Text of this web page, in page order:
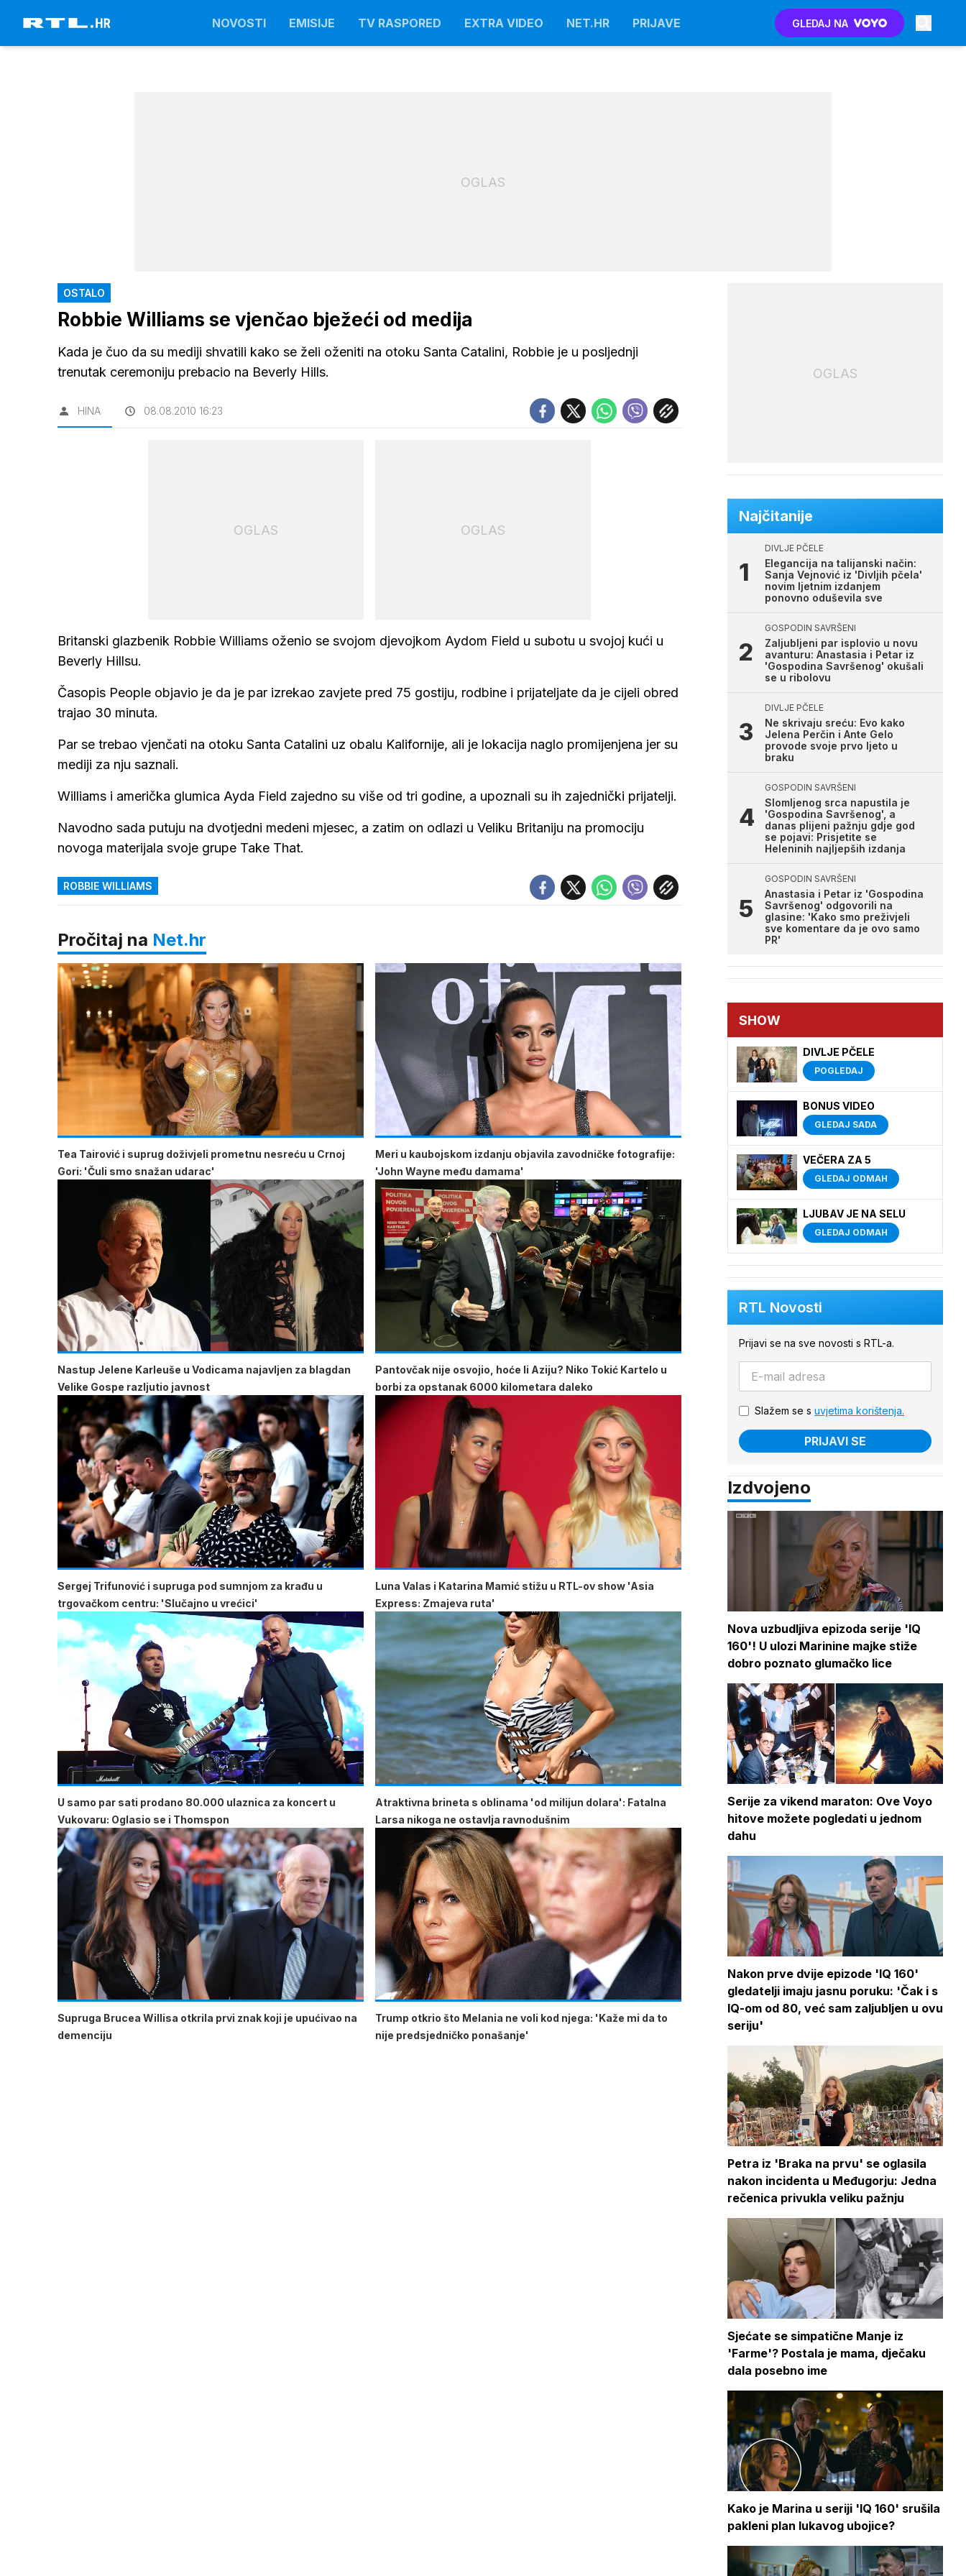
NOVOSTI EMISIJE TV RASPORED EXTRA VIDEO NET.HR PRIJAVE GLEDAJ NA
OGLAS
OSTALO
Robbie Williams se vjenčao bježeći od medija
Kada je čuo da su mediji shvatili kako se želi oženiti na otoku Santa Catalini, Robbie je u posljednji
trenutak ceremoniju prebacio na Beverly Hills.
HINA 08.08.2010 16:23
OGLAS OGLAS
Britanski glazbenik Robbie Williams oženio se svojom djevojkom Aydom Field u subotu u svojoj kući u
Beverly Hillsu.
Časopis People objavio je da je par izrekao zavjete pred 75 gostiju, rodbine i prijateljate da je cijeli obred
trajao 30 minuta.
Par se trebao vjenčati na otoku Santa Catalini uz obalu Kalifornije, ali je lokacija naglo promijenjena jer su
mediji za nju saznali.
Williams i američka glumica Ayda Field zajedno su više od tri godine, a upoznali su ih zajednički prijatelji.
Navodno sada putuju na dvotjedni medeni mjesec, a zatim on odlazi u Veliku Britaniju na promociju
novoga materijala svoje grupe Take That.
ROBBIE WILLIAMS
Pročitaj na Net.hr
Tea Tairović i suprug doživjeli prometnu nesreću u Crnoj
Gori: 'Čuli smo snažan udarac'
Meri u kaubojskom izdanju objavila zavodničke fotografije:
'John Wayne među damama'
Nastup Jelene Karleuše u Vodicama najavljen za blagdan
Velike Gospe razljutio javnost
Pantovčak nije osvojio, hoće li Aziju? Niko Tokić Kartelo u
borbi za opstanak 6000 kilometara daleko
Sergej Trifunović i supruga pod sumnjom za krađu u
trgovačkom centru: 'Slučajno u vrećici'
Luna Valas i Katarina Mamić stižu u RTL-ov show 'Asia
Express: Zmajeva ruta'
U samo par sati prodano 80.000 ulaznica za koncert u
Vukovaru: Oglasio se i Thomspon
Atraktivna brineta s oblinama 'od milijun dolara': Fatalna
Larsa nikoga ne ostavlja ravnodušnim
Supruga Brucea Willisa otkrila prvi znak koji je upućivao na
demenciju
Trump otkrio što Melania ne voli kod njega: 'Kaže mi da to
nije predsjedničko ponašanje'
OGLAS
Najčitanije
DIVLJE PČELE
Elegancija na talijanski način:
Sanja Vejnović iz 'Divljih pčela'
novim ljetnim izdanjem
ponovno oduševila sve
GOSPODIN SAVRŠENI
Zaljubljeni par isplovio u novu
avanturu: Anastasia i Petar iz
'Gospodina Savršenog' okušali
se u ribolovu
DIVLJE PČELE
Ne skrivaju sreću: Evo kako
Jelena Perčin i Ante Gelo
provode svoje prvo ljeto u
braku
GOSPODIN SAVRŠENI
Slomljenog srca napustila je
'Gospodina Savršenog', a
danas plijeni pažnju gdje god
se pojavi: Prisjetite se
Heleninih najljepših izdanja
GOSPODIN SAVRŠENI
Anastasia i Petar iz 'Gospodina
Savršenog' odgovorili na
glasine: 'Kako smo preživjeli
sve komentare da je ovo samo
PR'
SHOW
DIVLJE PČELE
POGLEDAJ
BONUS VIDEO
GLEDAJ SADA
VEČERA ZA 5
GLEDAJ ODMAH
LJUBAV JE NA SELU
GLEDAJ ODMAH
RTL Novosti
Prijavi se na sve novosti s RTL-a.
Slažem se s uvjetima korištenja.
PRIJAVI SE
Izdvojeno
Nova uzbudljiva epizoda serije 'IQ
160'! U ulozi Marinine majke stiže
dobro poznato glumačko lice
Serije za vikend maraton: Ove Voyo
hitove možete pogledati u jednom
dahu
Nakon prve dvije epizode 'IQ 160'
gledatelji imaju jasnu poruku: 'Čak i s
IQ-om od 80, već sam zaljubljen u ovu
seriju'
Petra iz 'Braka na prvu' se oglasila
nakon incidenta u Međugorju: Jedna
rečenica privukla veliku pažnju
Sjećate se simpatične Manje iz
'Farme'? Postala je mama, dječaku
dala posebno ime
Kako je Marina u seriji 'IQ 160' srušila
pakleni plan lukavog ubojice?